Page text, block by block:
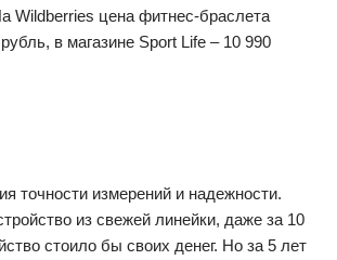
Wildberries цена фитнес-браслета
в магазине Sport Life – 10 990
точности измерений и надежности.
из свежей линейки, даже за 10
стоило бы своих денег. Но за 5 лет